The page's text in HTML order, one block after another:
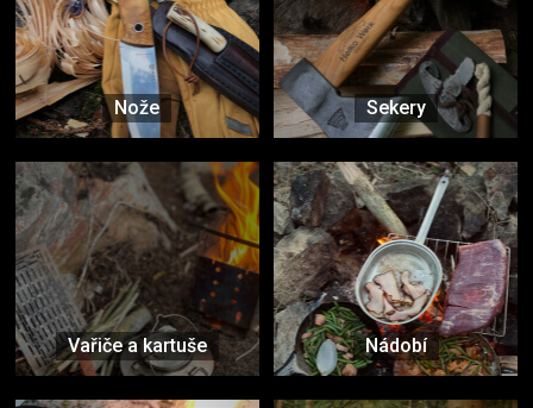
Nože Sekery
Vařiče a kartuše Nádobí